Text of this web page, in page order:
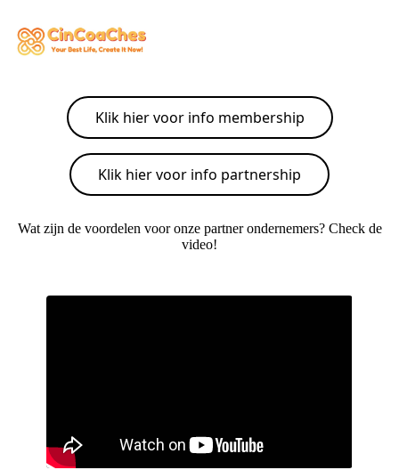
Klik hier voor info membership
Klik hier voor info partnership
Wat zijn de voordelen voor onze partner ondernemers? Check de
video!